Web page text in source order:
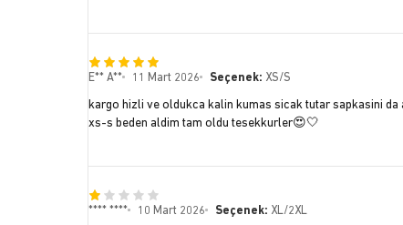
E** A** 11 Mart 2026 Seçenek: XS/S
kargo hizli ve oldukca kalin kumas sicak tutar sapkasini
xs-s beden aldim tam oldu tesekkurler😍🤍
**** **** 10 Mart 2026 Seçenek: XL/2XL